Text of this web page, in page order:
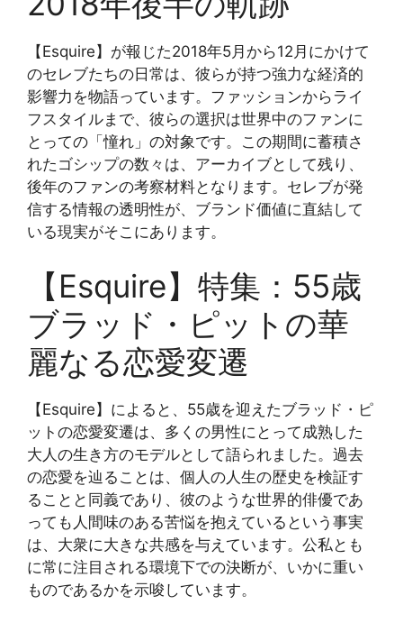
【Esquire】が報じた2018年5月から12月にかけて
のセレブたちの日常は、彼らが持つ強力な経済的
影響力を物語っています。ファッションからライ
フスタイルまで、彼らの選択は世界中のファンに
とっての「憧れ」の対象です。この期間に蓄積さ
れたゴシップの数々は、アーカイブとして残り、
後年のファンの考察材料となります。セレブが発
信する情報の透明性が、ブランド価値に直結して
いる現実がそこにあります。
【Esquire】特集：55歳
ブラッド・ピットの華
麗なる恋愛変遷
【Esquire】によると、55歳を迎えたブラッド・ピ
ットの恋愛変遷は、多くの男性にとって成熟した
大人の生き方のモデルとして語られました。過去
の恋愛を辿ることは、個人の人生の歴史を検証す
ることと同義であり、彼のような世界的俳優であ
っても人間味のある苦悩を抱えているという事実
は、大衆に大きな共感を与えています。公私とも
に常に注目される環境下での決断が、いかに重い
ものであるかを示唆しています。